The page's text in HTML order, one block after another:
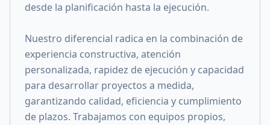
desde la planificación hasta la ejecución.
Nuestro diferencial radica en la combinación de
experiencia constructiva, atención
personalizada, rapidez de ejecución y capacidad
para desarrollar proyectos a medida,
garantizando calidad, eficiencia y cumplimiento
de plazos. Trabajamos con equipos propios,